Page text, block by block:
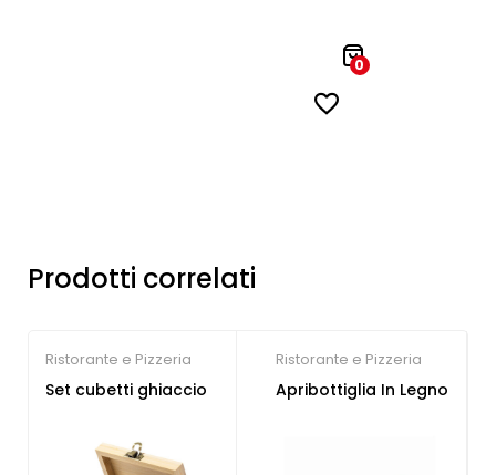
0
Prodotti correlati
Ristorante e Pizzeria
Set cubetti ghiaccio
Ristorante e Pizzeria
Apribottiglia In Legno